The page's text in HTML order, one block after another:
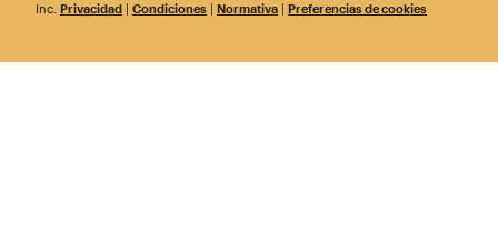
Inc. Privacidad | Condiciones | Normativa | Preferencias de cookies